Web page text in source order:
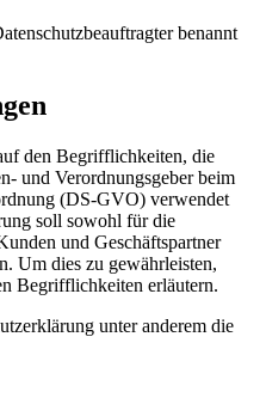
benannt
den Begrifflichkeiten, die
und Verordnungsgeber beim
(DS-GVO) verwendet
soll sowohl für die
und Geschäftspartner
Um dies zu gewährleisten,
Begrifflichkeiten erläutern.
unter anderem die